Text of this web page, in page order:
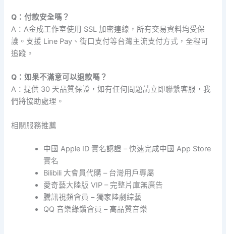
Q：付款安全嗎？
A：A金成工作室使用 SSL 加密連線，所有交易資料均受保
護。支援 Line Pay、街口支付等台灣主流支付方式，全程可
追蹤。
Q：如果不滿意可以退款嗎？
A：提供 30 天品質保證，如有任何問題請立即聯繫客服，我
們將協助處理。
相關服務推薦
中國 Apple ID 實名認證 – 快速完成中國 App Store
實名
Bilibili 大會員代購 – 台灣用戶專屬
愛奇藝大陸版 VIP – 完整片庫無廣告
騰訊視頻會員 – 獨家陸劇綜藝
QQ 音樂綠鑽會員 – 高品質音樂